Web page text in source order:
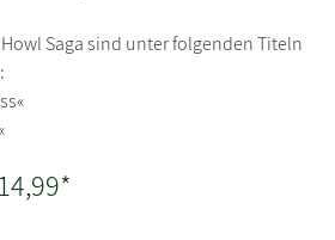
Saga sind unter folgenden Titeln